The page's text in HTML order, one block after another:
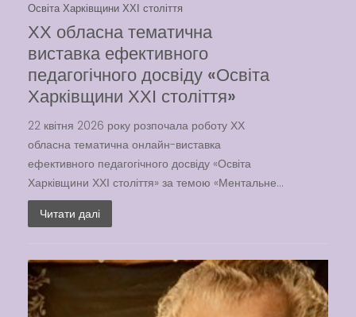
Освіта Харківщини ХХІ століття
ХХ обласна тематична
виставка ефективного
педагогічного досвіду «Освіта
Харківщини ХХІ століття»
22 квітня 2026 року розпочала роботу ХХ
обласна тематична онлайн-виставка
ефективного педагогічного досвіду «Освіта
Харківщини ХХІ століття» за темою «Ментальне...
Читати далі